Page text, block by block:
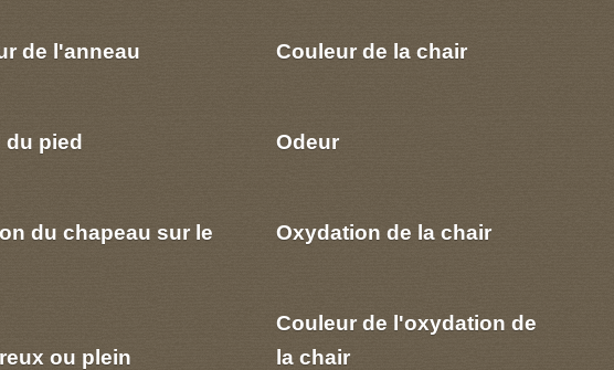
de l'anneau
du pied
du chapeau sur le
ou plein
Couleur de la chair
Odeur
Oxydation de la chair
Couleur de l'oxydation de
la chair